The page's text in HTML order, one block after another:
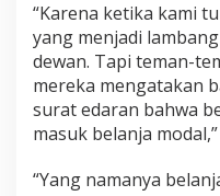
“Karena ketika kami
yang menjadi
dewan. Tapi teman-
mereka mengatakan
surat edaran bahwa
masuk belanja
“Yang namanya